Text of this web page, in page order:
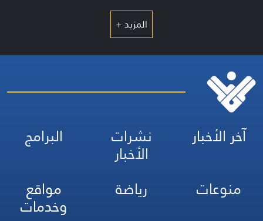
المزيد +
آخر الأخبار نشرات
الأخبار
البرامج
منوعات
رياضة مواقع
وخدمات